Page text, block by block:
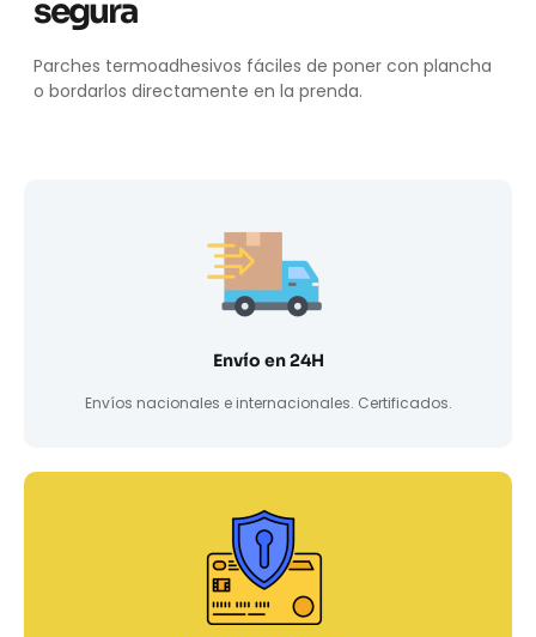
segura
Parches termoadhesivos fáciles de poner con plancha
o bordarlos directamente en la prenda.
Envío en 24H
Envíos nacionales e internacionales. Certificados.